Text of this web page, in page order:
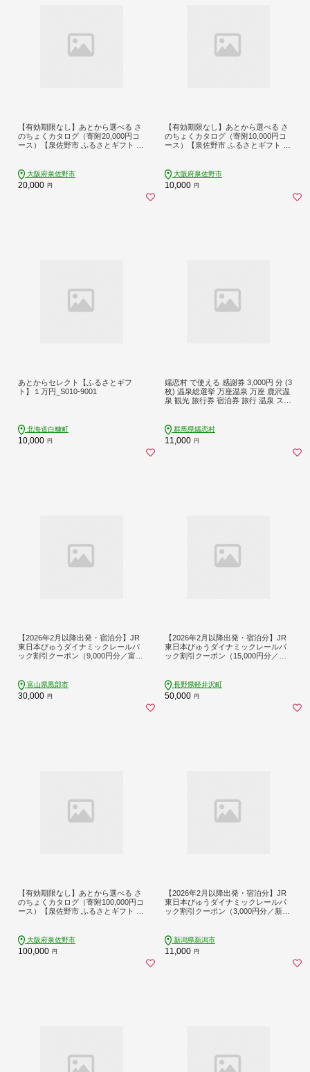
【有効期限なし】あとから選べる さ
のちょくカタログ（寄附20,000円コ
ース）【泉佐野市 ふるさとギフト 40
タログギフト あとからセレクト】 sn
028
大阪府泉佐野市
20,000 円
【有効期限なし】あとから選べる さ
のちょくカタログ（寄附10,000円コ
ース）【泉佐野市 ふるさとギフト 40
タログギフト あとからセレクト】 sn
021
大阪府泉佐野市
10,000 円
あとからセレクト【ふるさとギフ
ト】１万円_S010-9001
北海道白糠町
10,000 円
嬬恋村 で使える 感謝券 3,000円 分 (3
枚) 温泉総選挙 万座温泉 万座 鹿沢温
泉 観光 旅行券 宿泊券 旅行 温泉 スキ
軽井沢エリア 関東 3000円 クーポン
チケット 国内旅行 お泊り 日帰り 観
光地応援 [AO002tu]
群馬県嬬恋村
11,000 円
【2026年2月以降出発・宿泊分】JR
東日本びゅうダイナミックレールパ
ック割引クーポン（9,000円分／富山
富山県黒部市
30,000 円
【2026年2月以降出発・宿泊分】JR
東日本びゅうダイナミックレールパ
ック割引クーポン（15,000円分／長
長野県軽井沢町
50,000 円
【有効期限なし】あとから選べる さ
のちょくカタログ（寄附100,000円コ
ース）【泉佐野市 ふるさとギフト 40
タログギフト あとからセレクト】 sn
024
大阪府泉佐野市
100,000 円
【2026年2月以降出発・宿泊分】JR
東日本びゅうダイナミックレールパ
ック割引クーポン（3,000円分／新潟
新潟県新潟市
11,000 円